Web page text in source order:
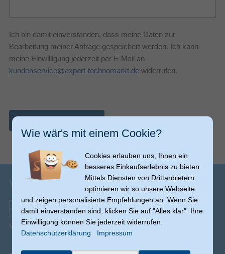
Ich bin damit einverstanden, dass meine Daten zur
Bearbeitung meiner Anfrage gespeichert werden. Ich kann
meine Einwilligung jederzeit per E-Mail an
kundenservice@expert-technomarkt.de widerrufen.
Versandinfos
Versand ab € 0,00(Ausnahmen möglich)
Wie wär's mit einem Cookie?
Cookies erlauben uns, Ihnen ein
besseres Einkaufserlebnis zu bieten.
Mittels Diensten von Drittanbietern
optimieren wir so unsere Webseite
und zeigen personalisierte Empfehlungen an. Wenn Sie
damit einverstanden sind, klicken Sie auf "Alles klar". Ihre
Einwilligung können Sie jederzeit widerrufen.
Datenschutzerklärung
Impressum